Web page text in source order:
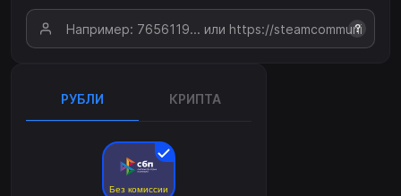
?
РУБЛИ КРИПТА
Без комиссии